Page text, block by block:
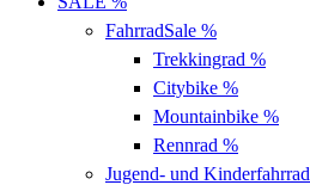
FahrradSale %
Trekkingrad %
Citybike %
Mountainbike %
Rennrad %
Jugend- und Kinderfahrrad